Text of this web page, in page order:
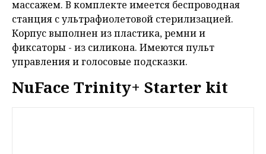
массажем. В комплекте имеется беспроводная
станция с ультрафиолетовой стерилизацией.
Корпус выполнен из пластика, ремни и
фиксаторы - из силикона. Имеются пульт
управления и голосовые подсказки.
NuFace Trinity+ Starter kit